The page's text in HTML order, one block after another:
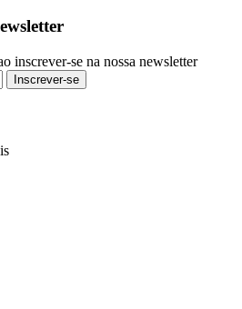
inscrever-se na nossa newsletter
Inscrever-se